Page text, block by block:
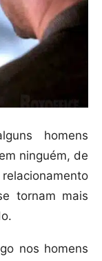
homens
ninguém, de
tornam mais
nos homens